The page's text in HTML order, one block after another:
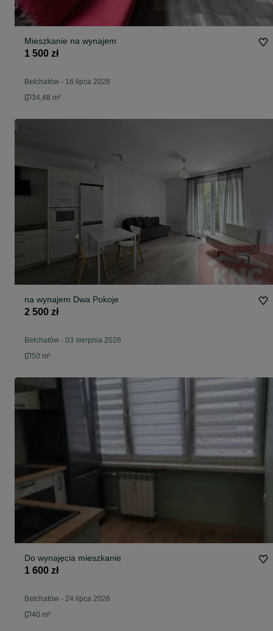
Mieszkanie na wynajem
1 500 zł
Bełchatów - 16 lipca 2026
34,48 m²
na wynajem Dwa Pokoje
2 500 zł
Bełchatów - 03 sierpnia 2026
50 m²
Do wynajęcia mieszkanie
1 600 zł
Bełchatów - 24 lipca 2026
40 m²